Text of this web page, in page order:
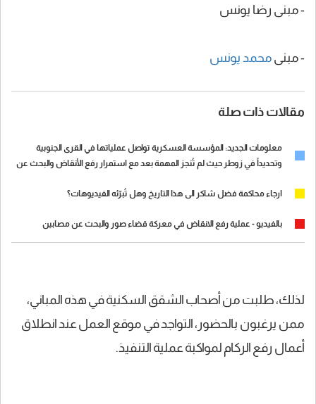
- مبنى رضا يونس
- مبنى محمد يونس
مقالات ذات صلة
معلومات الجديد: المؤسسة العسكرية تواصل عملياتها في القرى الجنوبية
وتحديداً في زوطر حيث لم تُنجز المهمة بعد مع استمرار رفع الأنقاض والبحث عن
ارجاء محاكمة فضل شاكر الى هذا التاريخ وهل تُبرّئه الفيديوهات؟
بالفيديو - عملية رفع الانقاض في معركة قضاء صور والبحث عن مصابين
لذلك، طلبت من أصحاب الشقق السكنية في هذه المباني،
ممن يرغبون بالحضور، التواجد في موقع العمل عند انطلاق
أعمال رفع الركام لمواكبة عملية التنفيذ.